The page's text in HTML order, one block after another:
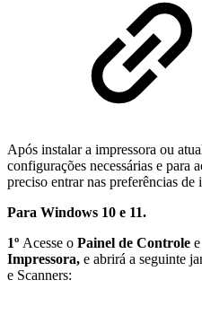
Após instalar a impressora ou
configurações necessárias e para
preciso entrar nas preferências de
Para Windows 10 e 11.
1º Acesse o Painel de Controle
Impressora, e abrirá a seguinte
e Scanners: